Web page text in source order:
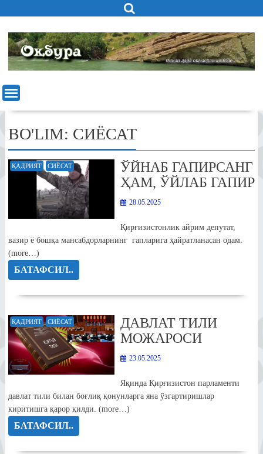
to
content
BO'LIM: СИЁСАТ
ҚАДРИЯТ СИЁСАТ
ЎЙНАБ ГАПИРСАНГ
ҲАМ, ЎЙЛАБ ГАПИР
28.05.2025
Қирғизистонлик айрим депутат,
вазир ё бошқа мансабдорларнинг гапларига ҳайратланасан одам.
(more…)
БАТАФСИЛ..
ҚАДРИЯТ СИЁСАТ
ДАВЛАТ ТИЛИ
МОЖАРОСИ
23.05.2025
Яқинда Қирғизистон парламенти
давлат тили билан боғлиқ қонунларга яна ўзгартиришлар
киритишга қарор қилди. (more…)
БАТАФСИЛ..